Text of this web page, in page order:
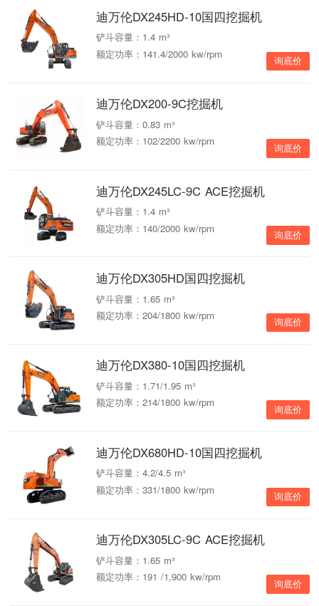
迪万伦DX245HD-10国四挖掘机
铲斗容量：1.4 m³
额定功率：141.4/2000 kw/rpm
询底价
迪万伦DX200-9C挖掘机
铲斗容量：0.83 m³
额定功率：102/2200 kw/rpm
询底价
迪万伦DX245LC-9C ACE挖掘机
铲斗容量：1.4 m³
额定功率：140/2000 kw/rpm
询底价
迪万伦DX305HD国四挖掘机
铲斗容量：1.65 m³
额定功率：204/1800 kw/rpm
询底价
迪万伦DX380-10国四挖掘机
铲斗容量：1.71/1.95 m³
额定功率：214/1800 kw/rpm
询底价
迪万伦DX680HD-10国四挖掘机
铲斗容量：4.2/4.5 m³
额定功率：331/1800 kw/rpm
询底价
迪万伦DX305LC-9C ACE挖掘机
铲斗容量：1.65 m³
额定功率：191 /1,900 kw/rpm
询底价